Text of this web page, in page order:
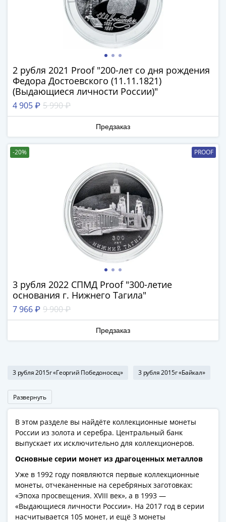
ФРГ
ГДР
Третий
рейх
Нотгельды
Германская
империя
Украина
Монеты
мира
Австралия
Океания
Африка
Европа
Другие
Смешанные
лоты
средневековье
Древняя
Греция
Древний
2 рубля 2021 Proof "200-лет со дня рождения
Федора Достоевского (11.11.1821)
(Выдающиеся личности России)"
4 905 ₽ 5 990 ₽
Предзаказ
-20% PROOF
3 рубля 2022 СПМД Proof "300-летие
основания г. Нижнего Тагила"
7 966 ₽ 9 900 ₽
Предзаказ
3 рубля 2015г «Георгий Победоносец» 3 рубля 2015г «Байкал»
Развернуть
В этом разделе вы найдёте коллекционные монеты
России из золота и серебра. Центральный банк
выпускает их исключительно для коллекционеров.
Основные серии монет из драгоценных металлов
Уже в 1992 году появляются первые коллекционные
монеты, отчеканенные на серебряных заготовках:
«Эпоха просвещения. XVIII век», а в 1993 —
«Выдающиеся личности России». На 2017 год в серии
насчитывается 105 монет, и ещё 3 монеты